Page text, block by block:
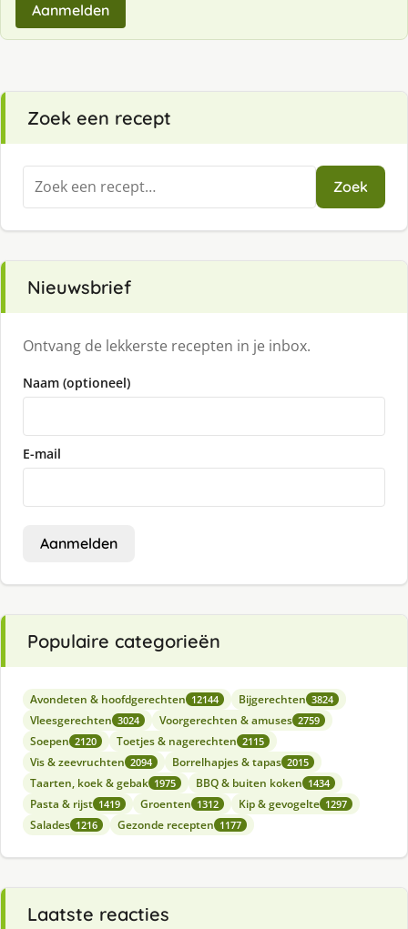
Aanmelden
Zoek een recept
Zoeken
naar:
Zoek
Nieuwsbrief
Ontvang de lekkerste recepten in je inbox.
Naam (optioneel)
E-mail
Aanmelden
Populaire categorieën
Avondeten & hoofdgerechten 12144 Bijgerechten 3824
Vleesgerechten 3024 Voorgerechten & amuses 2759
Soepen 2120 Toetjes & nagerechten 2115
Vis & zeevruchten 2094 Borrelhapjes & tapas 2015
Taarten, koek & gebak 1975 BBQ & buiten koken 1434
Pasta & rijst 1419 Groenten 1312 Kip & gevogelte 1297
Salades 1216 Gezonde recepten 1177
Laatste reacties